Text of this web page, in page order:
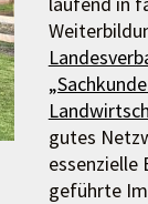
gutes
geführte